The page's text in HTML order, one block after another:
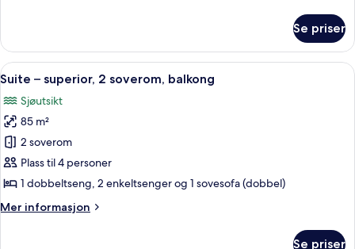
–
superior,
1
balkong,
sjøutsikt
Se priser
Åpne
alle
bildene
av
Suite
–
superior,
soverom,
Suite – superior, 2 soverom,
9
Suite – superior, 2 soverom, balkong
Sjøutsikt
85 m²
2 soverom
Plass til 4 personer
1 dobbeltseng, 2 enkeltsenger og 1 sovesofa (dobbel)
Mer informasjon
Mer
Se priser